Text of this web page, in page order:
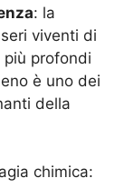
: la
viventi di
più profondi
è uno dei
della
chimica: